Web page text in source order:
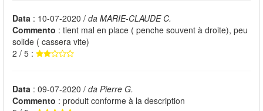
Data : 10-07-2020 / da MARIE-CLAUDE C.
Commento : tient mal en place ( penche souvent à droite), peu
solide ( cassera vite)
2 / 5 :
Data : 09-07-2020 / da Pierre G.
Commento : produit conforme à la description